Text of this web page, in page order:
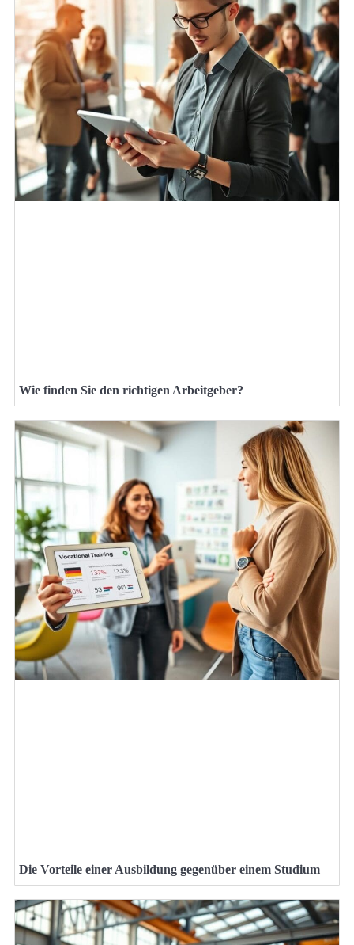
Wie finden Sie den richtigen Arbeitgeber?
Die Vorteile einer Ausbildung gegenüber einem Studium